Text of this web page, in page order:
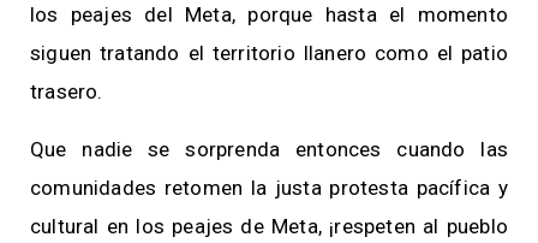
los peajes del Meta, porque hasta el momento
siguen tratando el territorio llanero como el patio
trasero.
Que nadie se sorprenda entonces cuando las
comunidades retomen la justa protesta pacífica y
cultural en los peajes de Meta, ¡respeten al pueblo